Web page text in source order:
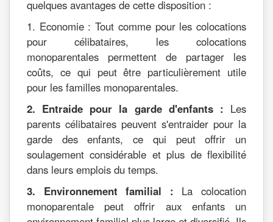
quelques avantages de cette disposition :
1. Economie : Tout comme pour les colocations
pour célibataires, les colocations
monoparentales permettent de partager les
coûts, ce qui peut être particulièrement utile
pour les familles monoparentales.
2. Entraide pour la garde d'enfants : Les
parents célibataires peuvent s'entraider pour la
garde des enfants, ce qui peut offrir un
soulagement considérable et plus de flexibilité
dans leurs emplois du temps.
3. Environnement familial : La colocation
monoparentale peut offrir aux enfants un